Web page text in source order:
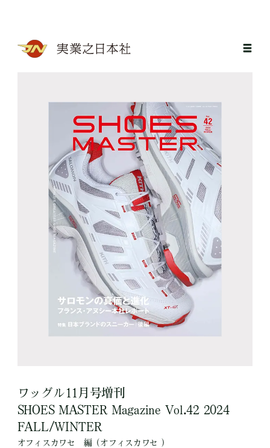
ワッグル11月号増刊
SHOES MASTER Magazine Vol.42 2024
FALL/WINTER
オフィスカワセ 編（オフィスカワセ ）